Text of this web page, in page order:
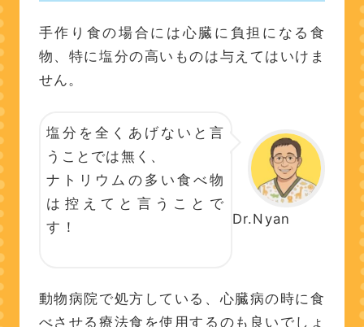
手作り食の場合には心臓に負担になる食
物、特に塩分の高いものは与えてはいけま
せん。
Dr.Nyan
塩分を全くあげないと言
うことでは無く、
ナトリウムの多い食べ物
は控えてと言うことで
す！
動物病院で処方している、心臓病の時に食
べさせる療法食を使用するのも良いでしょ